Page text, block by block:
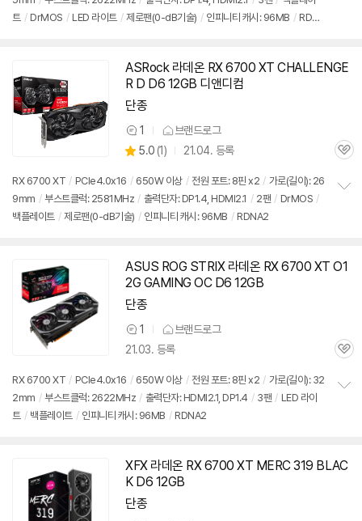
뷰
트 / DrMOS / LED 라이트 / 제로팬(0-dB기술) / 인피니티 캐시: 96MB / RDNA
기
ASRock 라데온 RX 6700 XT CHALLENGE
R D D6 12GB 디앤디컴
단종
상
품
견
1 브랜드로그
별
점
5.0 (상
리
뷰
1) 21.04. 등록
관
RX 6700 XT / PCIe4.0x16 / 650W 이상 / 전원 포트: 8핀 x2 / 가로(길이): 26
9mm / 부스트클럭: 2581MHz / 출력단자: DP1.4, HDMI2.1 / 2팬 / DrMOS /
백플레이트 / 제로팬(0-dB기술) / 인피니티 캐시: 96MB / RDNA2
기
ASUS ROG STRIX 라데온 RX 6700 XT O1
2G GAMING OC D6 12GB
단종
상
품
견
1
브랜드로그
21.03. 등록
관
RX 6700 XT / PCIe4.0x16 / 650W 이상 / 전원 포트: 8핀 x2 / 가로(길이): 32
2mm / 부스트클럭: 2622MHz / 출력단자: HDMI2.1, DP1.4 / 3팬 / LED 라이
트 / 백플레이트 / 인피니티 캐시: 96MB / RDNA2
기
XFX 라데온 RX 6700 XT MERC 319 BLAC
K D6 12GB
단종